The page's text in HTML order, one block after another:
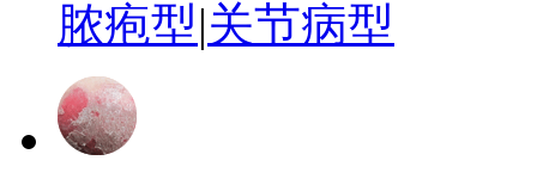
脓疱型|关节病型